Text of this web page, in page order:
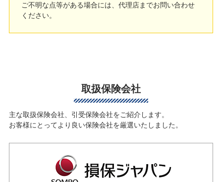
ご不明な点等がある場合には、代理店までお問い合わせ
ください。
取扱保険会社
主な取扱保険会社、引受保険会社をご紹介します。
お客様にとってより良い保険会社を厳選いたしました。